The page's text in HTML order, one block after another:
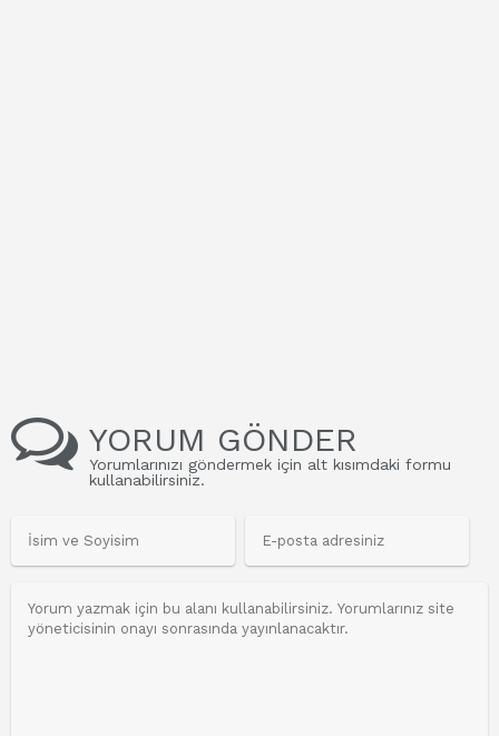
YORUM GÖNDER
Yorumlarınızı göndermek için alt kısımdaki formu
kullanabilirsiniz.